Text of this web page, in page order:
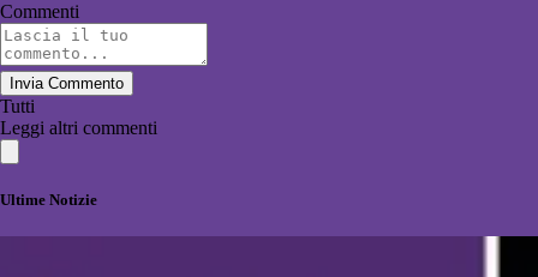
Commenti
Invia Commento
Tutti
Leggi altri commenti
Ultime Notizie